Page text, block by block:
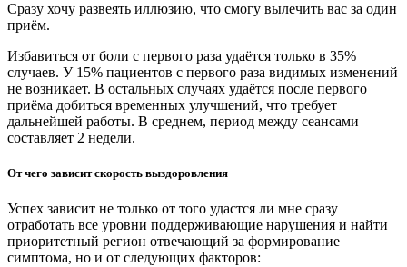
Сразу хочу развеять иллюзию, что смогу вылечить вас за один
приём.
Избавиться от боли с первого раза удаётся только в 35%
случаев. У 15% пациентов с первого раза видимых изменений
не возникает. В остальных случаях удаётся после первого
приёма добиться временных улучшений, что требует
дальнейшей работы. В среднем, период между сеансами
составляет 2 недели.
От чего зависит скорость выздоровления
Успех зависит не только от того удастся ли мне сразу
отработать все уровни поддерживающие нарушения и найти
приоритетный регион отвечающий за формирование
симптома, но и от следующих факторов: